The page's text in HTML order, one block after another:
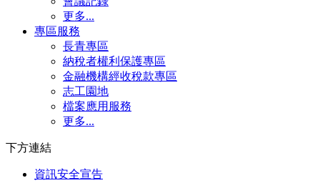
更多...
專區服務
長青專區
納稅者權利保護專區
金融機構經收稅款專區
志工園地
檔案應用服務
更多...
下方連結
資訊安全宣告